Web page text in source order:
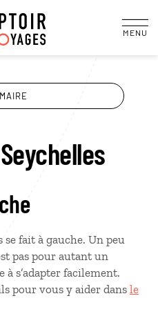
MENU
fait à gauche. Un peu
pas pour autant un
s’adapter facilement.
pour vous y aider dans le